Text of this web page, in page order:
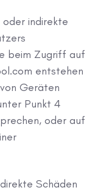
indirekte
beim Zugriff auf
entstehen
Geräten
Punkt 4
oder auf
Schäden